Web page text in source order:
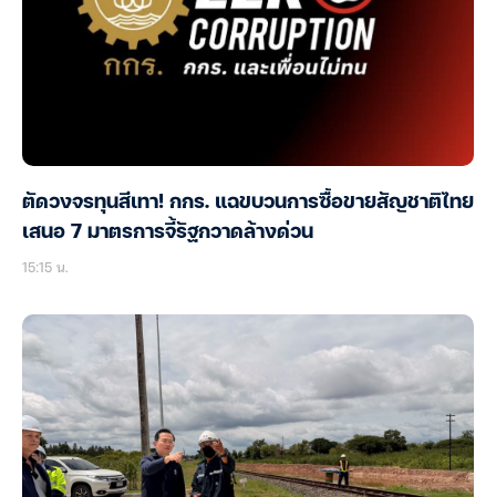
ตัดวงจรทุนสีเทา! กกร. แฉขบวนการซื้อขายสัญชาติไทย
เสนอ 7 มาตรการจี้รัฐกวาดล้างด่วน
15:15 น.